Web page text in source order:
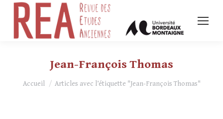
Jean-François Thomas
Vous êtes ici :
Accueil Articles avec l’étiquette "Jean-François Thomas"